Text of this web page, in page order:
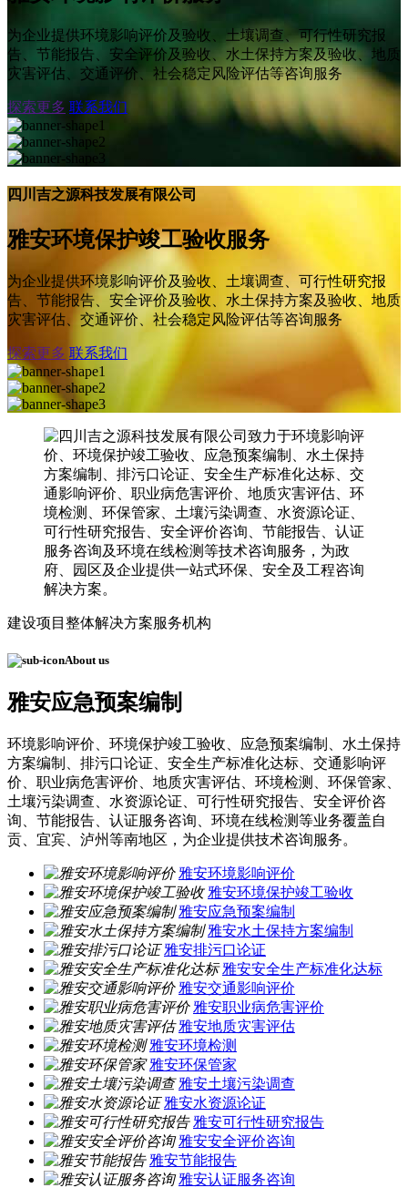
为企业提供环境影响评价及验收、土壤调查、可行性研究报
告、节能报告、安全评价及验收、水土保持方案及验收、地质
灾害评估、交通评价、社会稳定风险评估等咨询服务
探索更多 联系我们
四川吉之源科技发展有限公司
雅安环境保护竣工验收服务
为企业提供环境影响评价及验收、土壤调查、可行性研究报
告、节能报告、安全评价及验收、水土保持方案及验收、地质
灾害评估、交通评价、社会稳定风险评估等咨询服务
探索更多 联系我们
建设项目整体解决方案服务机构
About us
雅安应急预案编制
环境影响评价、环境保护竣工验收、应急预案编制、水土保持
方案编制、排污口论证、安全生产标准化达标、交通影响评
价、职业病危害评价、地质灾害评估、环境检测、环保管家、
土壤污染调查、水资源论证、可行性研究报告、安全评价咨
询、节能报告、认证服务咨询、环境在线检测等业务覆盖自
贡、宜宾、泸州等南地区，为企业提供技术咨询服务。
雅安环境影响评价
雅安环境保护竣工验收
雅安应急预案编制
雅安水土保持方案编制
雅安排污口论证
雅安安全生产标准化达标
雅安交通影响评价
雅安职业病危害评价
雅安地质灾害评估
雅安环境检测
雅安环保管家
雅安土壤污染调查
雅安水资源论证
雅安可行性研究报告
雅安安全评价咨询
雅安节能报告
雅安认证服务咨询